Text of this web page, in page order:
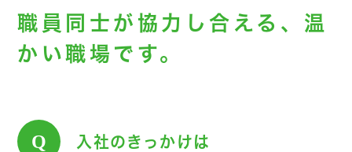
職員同士が協力し合える、温
かい職場です。
Q 入社のきっかけは